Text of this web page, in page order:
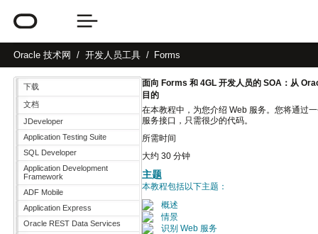
Oracle 技术网 开发人员工具 Forms
下载
文档
JDeveloper
Application Testing Suite
SQL Developer
Application Development
Framework
ADF Mobile
Application Express
Oracle REST Data Services
面向 Forms 和 4GL 开发人员的 SOA：从
目的
在本教程中，为您介绍 Web 服务。您将通过
服务接口，只需很少的代码。
所需时间
大约 30 分钟
主题
本教程包括以下主题：
概述
情景
识别 Web 服务